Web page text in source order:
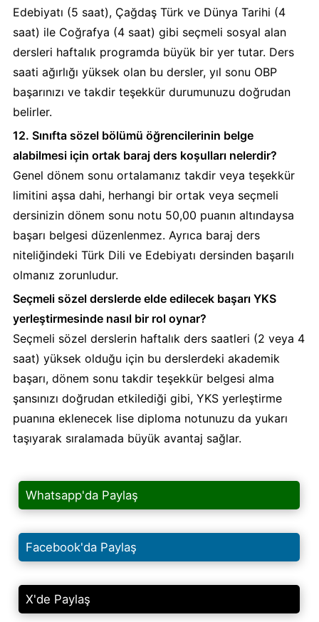
Edebiyatı (5 saat), Çağdaş Türk ve Dünya Tarihi (4
saat) ile Coğrafya (4 saat) gibi seçmeli sosyal alan
dersleri haftalık programda büyük bir yer tutar. Ders
saati ağırlığı yüksek olan bu dersler, yıl sonu OBP
başarınızı ve takdir teşekkür durumunuzu doğrudan
belirler.
12. Sınıfta sözel bölümü öğrencilerinin belge
alabilmesi için ortak baraj ders koşulları nelerdir?
Genel dönem sonu ortalamanız takdir veya teşekkür
limitini aşsa dahi, herhangi bir ortak veya seçmeli
dersinizin dönem sonu notu 50,00 puanın altındaysa
başarı belgesi düzenlenmez. Ayrıca baraj ders
niteliğindeki Türk Dili ve Edebiyatı dersinden başarılı
olmanız zorunludur.
Seçmeli sözel derslerde elde edilecek başarı YKS
yerleştirmesinde nasıl bir rol oynar?
Seçmeli sözel derslerin haftalık ders saatleri (2 veya 4
saat) yüksek olduğu için bu derslerdeki akademik
başarı, dönem sonu takdir teşekkür belgesi alma
şansınızı doğrudan etkilediği gibi, YKS yerleştirme
puanına eklenecek lise diploma notunuzu da yukarı
taşıyarak sıralamada büyük avantaj sağlar.
Whatsapp'da Paylaş
Facebook'da Paylaş
X'de Paylaş